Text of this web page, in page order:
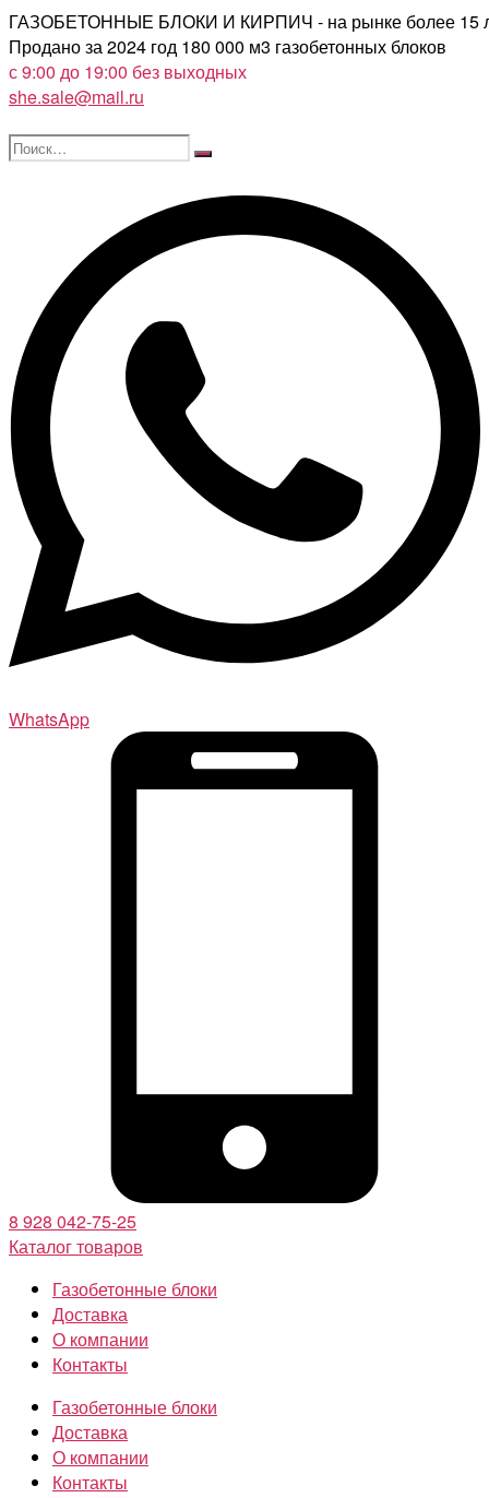
Перейти
к
содержимому
ГАЗОБЕТОННЫЕ БЛОКИ И КИРПИЧ - на рынке более 15
Продано за 2024 год 180 000 м3 газобетонных блоков
с 9:00 до 19:00 без выходных
she.sale@mail.ru
Поиск…
Поиск
WhatsApp
8 928 042-75-25
Каталог товаров
Газобетонные блоки
Доставка
О компании
Контакты
Газобетонные блоки
Доставка
О компании
Контакты